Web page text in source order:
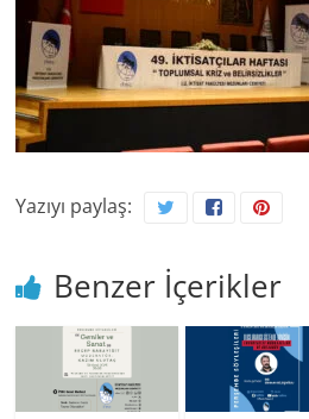
Yazıyı paylaş:
Benzer İçerikler